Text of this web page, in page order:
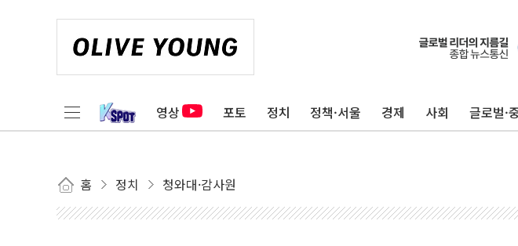
영상 포토 정치 정책·서울 경제 사회 글로벌·
홈 정치 청와대·감사원